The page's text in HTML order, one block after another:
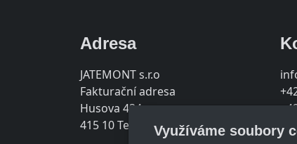
Adresa
JATEMONT s.r.o
Fakturační adresa
Husova 434
415 10 Teplice Využíváme soubory